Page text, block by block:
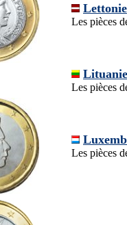
Lettonie
Les pièces
Lituanie
Les pièces
Les pièces